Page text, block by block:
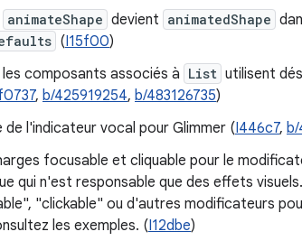
animateShape devient animatedShape
(I15f00)
composants associés à List utilisent
, b/425919254, b/483126735)
de l'indicateur vocal pour Glimmer (I446c7, b/
focusable et cliquable pour le
qui n'est responsable que des effets
"clickable" ou d'autres modificateurs
les exemples. (I12dbe)